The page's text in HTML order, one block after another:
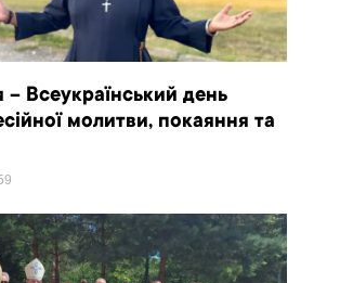
– Всеукраїнський день
молитви, покаяння та